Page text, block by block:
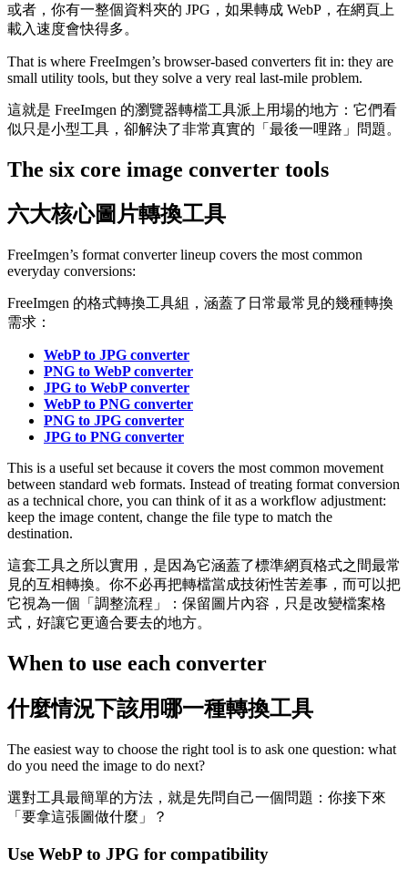
或者，你有一整個資料夾的 JPG，如果轉成 WebP，在網頁上
載入速度會快得多。
That is where FreeImgen’s browser-based converters fit in: they are
small utility tools, but they solve a very real last-mile problem.
這就是 FreeImgen 的瀏覽器轉檔工具派上用場的地方：它們看
似只是小型工具，卻解決了非常真實的「最後一哩路」問題。
The six core image converter tools
六大核心圖片轉換工具
FreeImgen’s format converter lineup covers the most common
everyday conversions:
FreeImgen 的格式轉換工具組，涵蓋了日常最常見的幾種轉換
需求：
WebP to JPG converter
PNG to WebP converter
JPG to WebP converter
WebP to PNG converter
PNG to JPG converter
JPG to PNG converter
This is a useful set because it covers the most common movement
between standard web formats. Instead of treating format conversion
as a technical chore, you can think of it as a workflow adjustment:
keep the image content, change the file type to match the
destination.
這套工具之所以實用，是因為它涵蓋了標準網頁格式之間最常
見的互相轉換。你不必再把轉檔當成技術性苦差事，而可以把
它視為一個「調整流程」：保留圖片內容，只是改變檔案格
式，好讓它更適合要去的地方。
When to use each converter
什麼情況下該用哪一種轉換工具
The easiest way to choose the right tool is to ask one question: what
do you need the image to do next?
選對工具最簡單的方法，就是先問自己一個問題：你接下來
「要拿這張圖做什麼」？
Use WebP to JPG for compatibility